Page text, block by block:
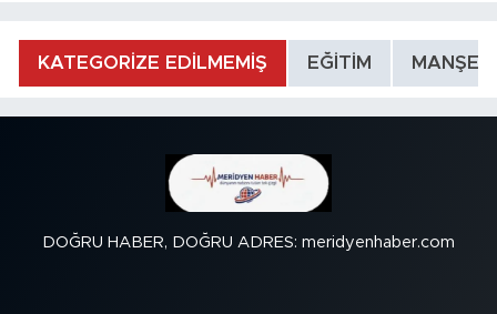
KATEGORİZE EDİLMEMİŞ EĞİTİM MANŞET
DOĞRU HABER, DOĞRU ADRES: meridyenhaber.com